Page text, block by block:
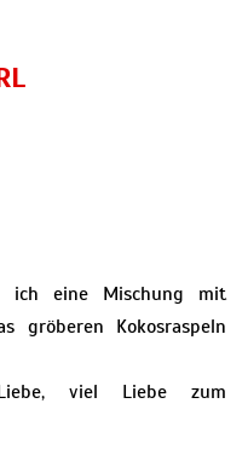
ich eine Mischung mit
gröberen Kokosraspeln
viel Liebe zum